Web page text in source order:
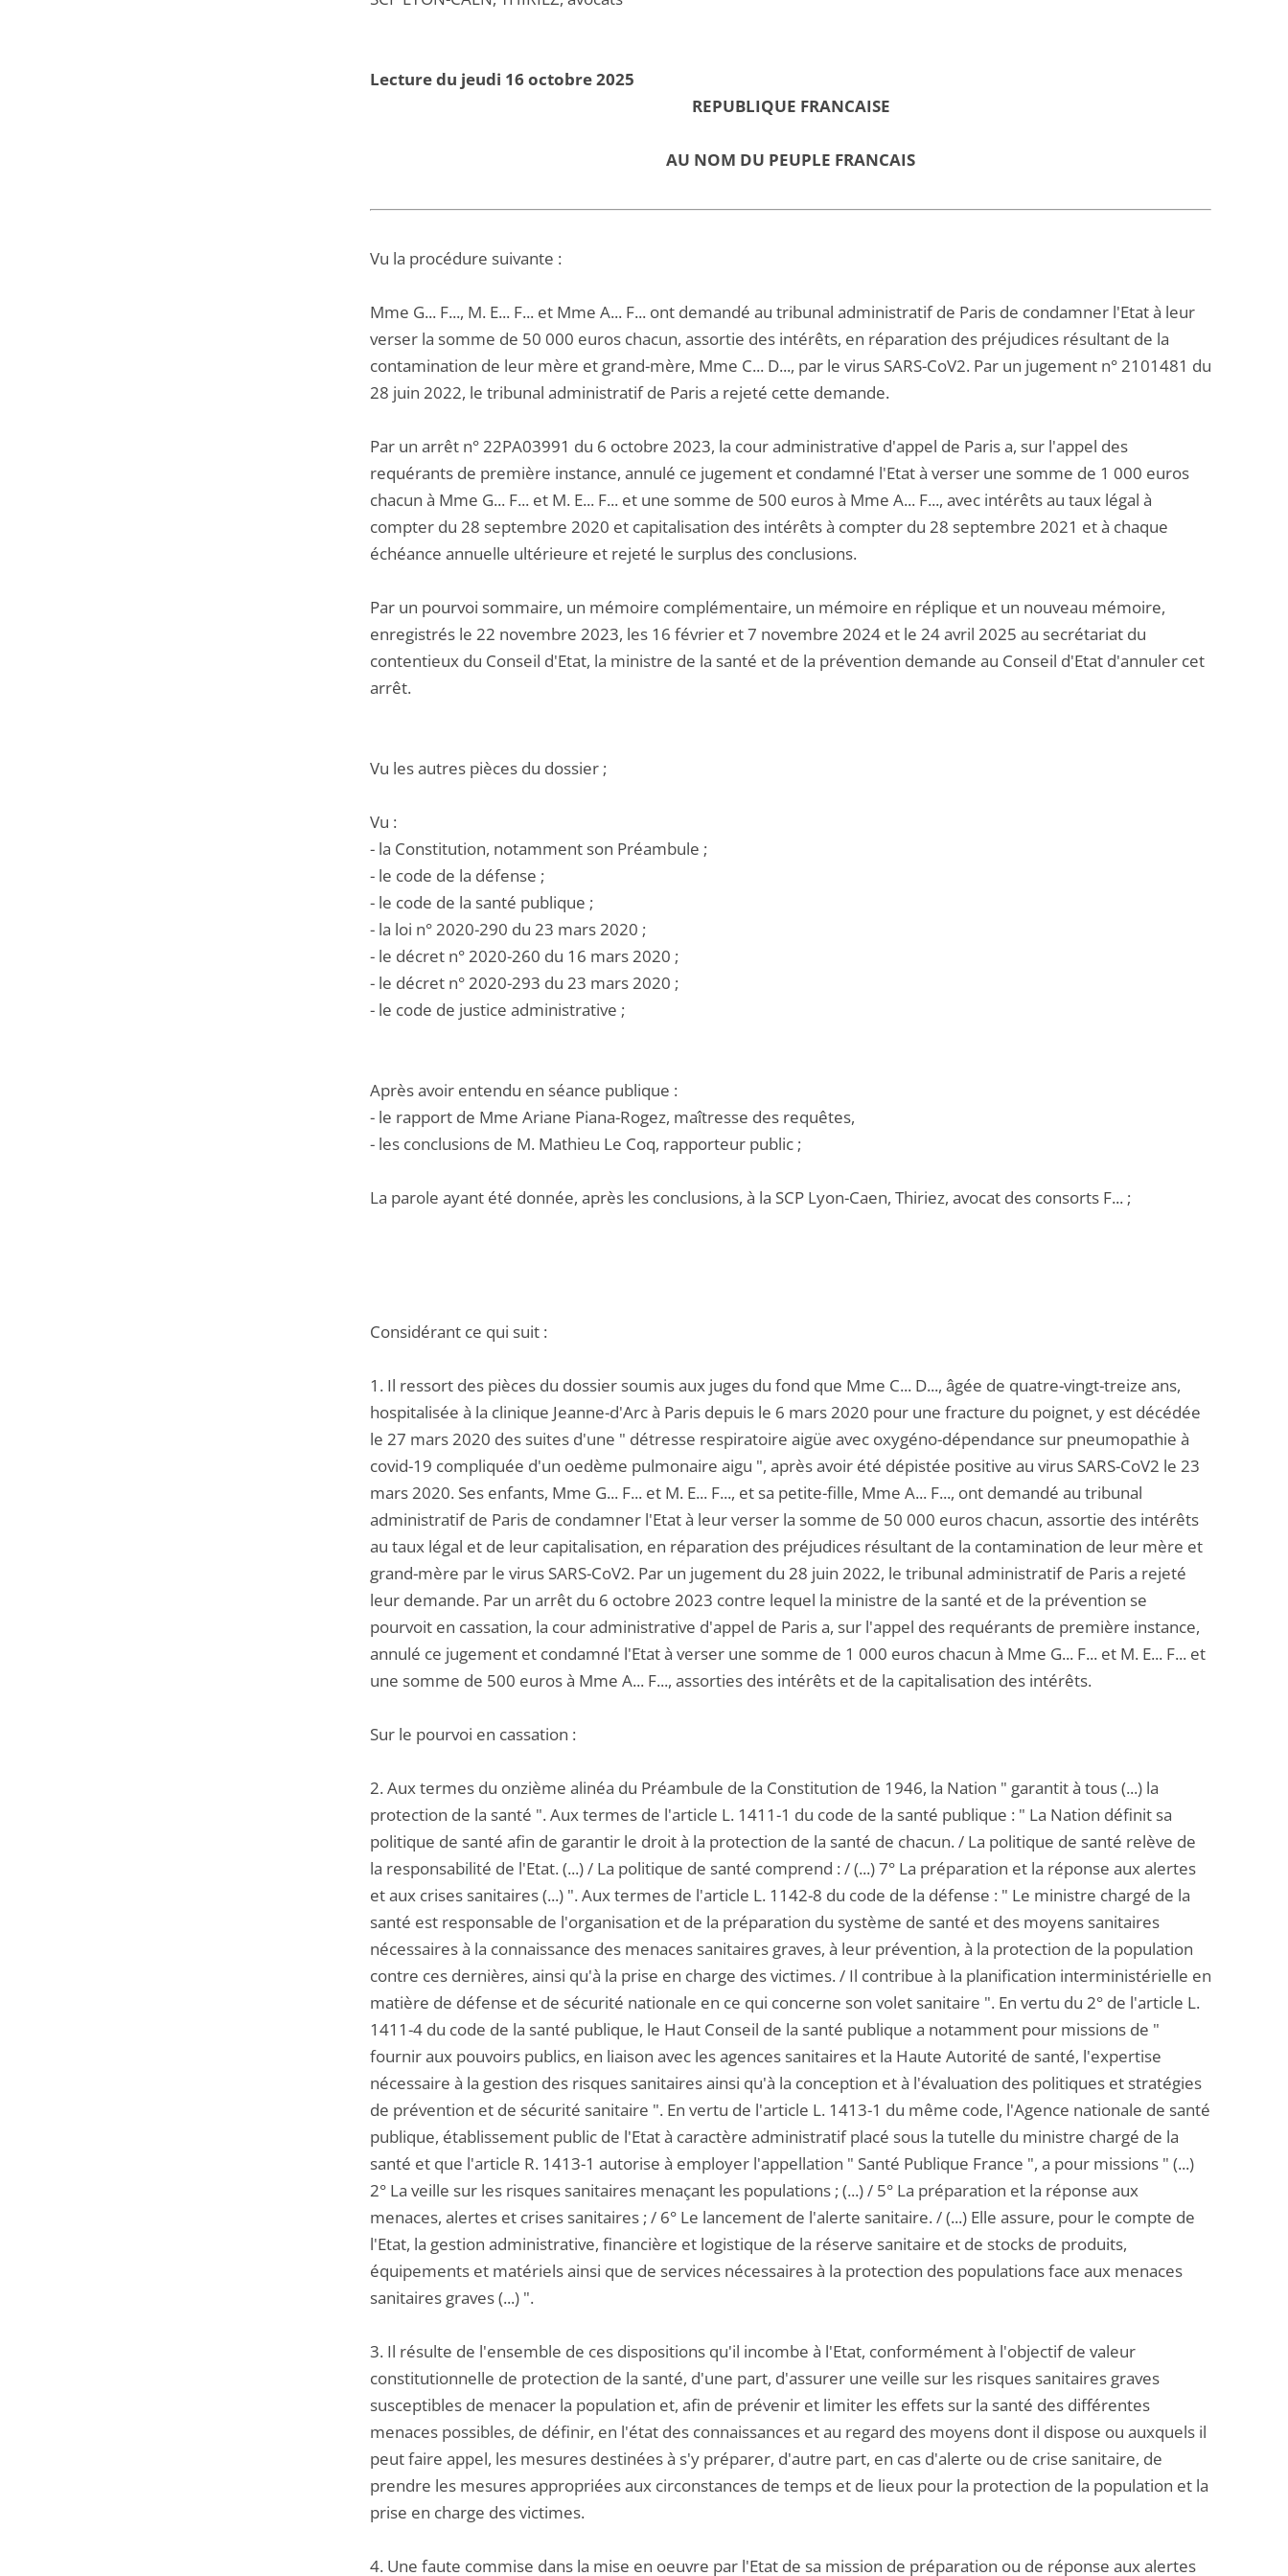
Lecture du jeudi 16 octobre 2025
REPUBLIQUE FRANCAISE
AU NOM DU PEUPLE FRANCAIS
Vu la procédure suivante :
Mme G... F..., M. E... F... et Mme A... F... ont demandé au tribunal administratif de Paris de condamner l'Etat à leur
verser la somme de 50 000 euros chacun, assortie des intérêts, en réparation des préjudices résultant de la
contamination de leur mère et grand-mère, Mme C... D..., par le virus SARS-CoV2. Par un jugement n° 2101481 du
28 juin 2022, le tribunal administratif de Paris a rejeté cette demande.
Par un arrêt n° 22PA03991 du 6 octobre 2023, la cour administrative d'appel de Paris a, sur l'appel des
requérants de première instance, annulé ce jugement et condamné l'Etat à verser une somme de 1 000 euros
chacun à Mme G... F... et M. E... F... et une somme de 500 euros à Mme A... F..., avec intérêts au taux légal à
compter du 28 septembre 2020 et capitalisation des intérêts à compter du 28 septembre 2021 et à chaque
échéance annuelle ultérieure et rejeté le surplus des conclusions.
Par un pourvoi sommaire, un mémoire complémentaire, un mémoire en réplique et un nouveau mémoire,
enregistrés le 22 novembre 2023, les 16 février et 7 novembre 2024 et le 24 avril 2025 au secrétariat du
contentieux du Conseil d'Etat, la ministre de la santé et de la prévention demande au Conseil d'Etat d'annuler cet
arrêt.
Vu les autres pièces du dossier ;
Vu :
- la Constitution, notamment son Préambule ;
- le code de la défense ;
- le code de la santé publique ;
- la loi n° 2020-290 du 23 mars 2020 ;
- le décret n° 2020-260 du 16 mars 2020 ;
- le décret n° 2020-293 du 23 mars 2020 ;
- le code de justice administrative ;
Après avoir entendu en séance publique :
- le rapport de Mme Ariane Piana-Rogez, maîtresse des requêtes,
- les conclusions de M. Mathieu Le Coq, rapporteur public ;
La parole ayant été donnée, après les conclusions, à la SCP Lyon-Caen, Thiriez, avocat des consorts F... ;
Considérant ce qui suit :
1. Il ressort des pièces du dossier soumis aux juges du fond que Mme C... D..., âgée de quatre-vingt-treize ans,
hospitalisée à la clinique Jeanne-d'Arc à Paris depuis le 6 mars 2020 pour une fracture du poignet, y est décédée
le 27 mars 2020 des suites d'une " détresse respiratoire aigüe avec oxygéno-dépendance sur pneumopathie à
covid-19 compliquée d'un oedème pulmonaire aigu ", après avoir été dépistée positive au virus SARS-CoV2 le 23
mars 2020. Ses enfants, Mme G... F... et M. E... F..., et sa petite-fille, Mme A... F..., ont demandé au tribunal
administratif de Paris de condamner l'Etat à leur verser la somme de 50 000 euros chacun, assortie des intérêts
au taux légal et de leur capitalisation, en réparation des préjudices résultant de la contamination de leur mère et
grand-mère par le virus SARS-CoV2. Par un jugement du 28 juin 2022, le tribunal administratif de Paris a rejeté
leur demande. Par un arrêt du 6 octobre 2023 contre lequel la ministre de la santé et de la prévention se
pourvoit en cassation, la cour administrative d'appel de Paris a, sur l'appel des requérants de première instance,
annulé ce jugement et condamné l'Etat à verser une somme de 1 000 euros chacun à Mme G... F... et M. E... F... et
une somme de 500 euros à Mme A... F..., assorties des intérêts et de la capitalisation des intérêts.
Sur le pourvoi en cassation :
2. Aux termes du onzième alinéa du Préambule de la Constitution de 1946, la Nation " garantit à tous (...) la
protection de la santé ". Aux termes de l'article L. 1411-1 du code de la santé publique : " La Nation définit sa
politique de santé afin de garantir le droit à la protection de la santé de chacun. / La politique de santé relève de
la responsabilité de l'Etat. (...) / La politique de santé comprend : / (...) 7° La préparation et la réponse aux alertes
et aux crises sanitaires (...) ". Aux termes de l'article L. 1142-8 du code de la défense : " Le ministre chargé de la
santé est responsable de l'organisation et de la préparation du système de santé et des moyens sanitaires
nécessaires à la connaissance des menaces sanitaires graves, à leur prévention, à la protection de la population
contre ces dernières, ainsi qu'à la prise en charge des victimes. / Il contribue à la planification interministérielle en
matière de défense et de sécurité nationale en ce qui concerne son volet sanitaire ". En vertu du 2° de l'article L.
1411-4 du code de la santé publique, le Haut Conseil de la santé publique a notamment pour missions de "
fournir aux pouvoirs publics, en liaison avec les agences sanitaires et la Haute Autorité de santé, l'expertise
nécessaire à la gestion des risques sanitaires ainsi qu'à la conception et à l'évaluation des politiques et stratégies
de prévention et de sécurité sanitaire ". En vertu de l'article L. 1413-1 du même code, l'Agence nationale de santé
publique, établissement public de l'Etat à caractère administratif placé sous la tutelle du ministre chargé de la
santé et que l'article R. 1413-1 autorise à employer l'appellation " Santé Publique France ", a pour missions " (...)
2° La veille sur les risques sanitaires menaçant les populations ; (...) / 5° La préparation et la réponse aux
menaces, alertes et crises sanitaires ; / 6° Le lancement de l'alerte sanitaire. / (...) Elle assure, pour le compte de
l'Etat, la gestion administrative, financière et logistique de la réserve sanitaire et de stocks de produits,
équipements et matériels ainsi que de services nécessaires à la protection des populations face aux menaces
sanitaires graves (...) ".
3. Il résulte de l'ensemble de ces dispositions qu'il incombe à l'Etat, conformément à l'objectif de valeur
constitutionnelle de protection de la santé, d'une part, d'assurer une veille sur les risques sanitaires graves
susceptibles de menacer la population et, afin de prévenir et limiter les effets sur la santé des différentes
menaces possibles, de définir, en l'état des connaissances et au regard des moyens dont il dispose ou auxquels il
peut faire appel, les mesures destinées à s'y préparer, d'autre part, en cas d'alerte ou de crise sanitaire, de
prendre les mesures appropriées aux circonstances de temps et de lieux pour la protection de la population et la
prise en charge des victimes.
4. Une faute commise dans la mise en oeuvre par l'Etat de sa mission de préparation ou de réponse aux alertes